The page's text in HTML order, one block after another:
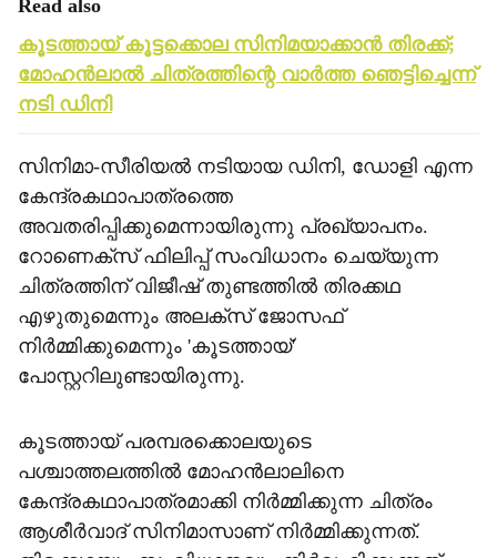
Read also
കൂടത്തായ് കൂട്ടക്കൊല സിനിമയാക്കാന്‍ തിരക്ക്;
മോഹന്‍ലാല്‍ ചിത്രത്തിന്റെ വാര്‍ത്ത ഞെട്ടിച്ചെന്ന്
നടി ഡിനി
സിനിമാ-സീരിയല്‍ നടിയായ ഡിനി, ഡോളി എന്ന
കേന്ദ്രകഥാപാത്രത്തെ
അവതരിപ്പിക്കുമെന്നായിരുന്നു പ്രഖ്യാപനം.
റോണെക്സ് ഫിലിപ്പ് സംവിധാനം ചെയ്യുന്ന
ചിത്രത്തിന് വിജീഷ് തുണ്ടത്തില്‍ തിരക്കഥ
എഴുതുമെന്നും അലക്സ് ജോസഫ്
നിര്‍മ്മിക്കുമെന്നും 'കൂടത്തായ്'
പോസ്റ്ററിലുണ്ടായിരുന്നു.
കൂടത്തായ് പരമ്പരക്കൊലയുടെ
പശ്ചാത്തലത്തില്‍ മോഹന്‍ലാലിനെ
കേന്ദ്രകഥാപാത്രമാക്കി നിര്‍മ്മിക്കുന്ന ചിത്രം
ആശീര്‍വാദ് സിനിമാസാണ് നിര്‍മ്മിക്കുന്നത്.